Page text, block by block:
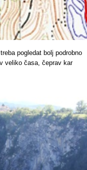
pogledat bolj podrobno
veliko časa, čeprav kar